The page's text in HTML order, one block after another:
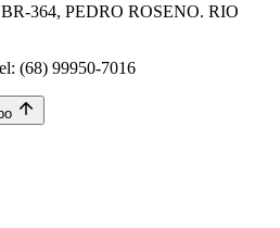
364, PEDRO ROSENO. RIO
(68) 99950-7016